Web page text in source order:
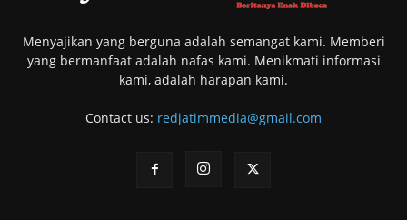
Menyajikan yang berguna adalah semangat kami. Memberi
yang bermanfaat adalah nafas kami. Menikmati informasi
kami, adalah harapan kami.
Contact us: redjatimmedia@gmail.com